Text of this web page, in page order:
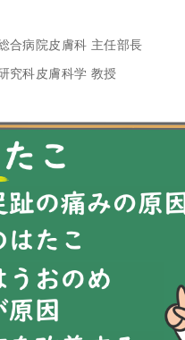
合病院皮膚科 主任部長
究科皮膚科学 教授